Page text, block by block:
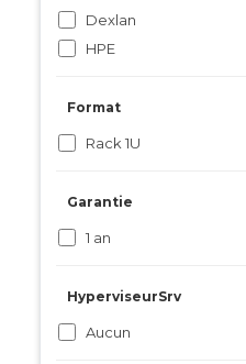
Dexlan
HPE
Format
Rack 1U
Garantie
1 an
HyperviseurSrv
Aucun